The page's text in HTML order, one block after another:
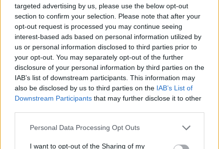
targeted advertising by us, please use the below opt-out
section to confirm your selection. Please note that after your
opt-out request is processed you may continue seeing
interest-based ads based on personal information utilized by
us or personal information disclosed to third parties prior to
your opt-out. You may separately opt-out of the further
disclosure of your personal information by third parties on the
IAB’s list of downstream participants. This information may
also be disclosed by us to third parties on the IAB’s List of
Downstream Participants that may further disclose it to other
Please note that this website/app uses one or more Google
not limited to your visit or usage behaviour. You may click to
Personal Data Processing Opt Outs
I want to opt-out of the Sharing of my
VÁDAT AZ ÜGYÉSZSÉG
A férfi a nyílt utcán kezdte verni áldozatát.